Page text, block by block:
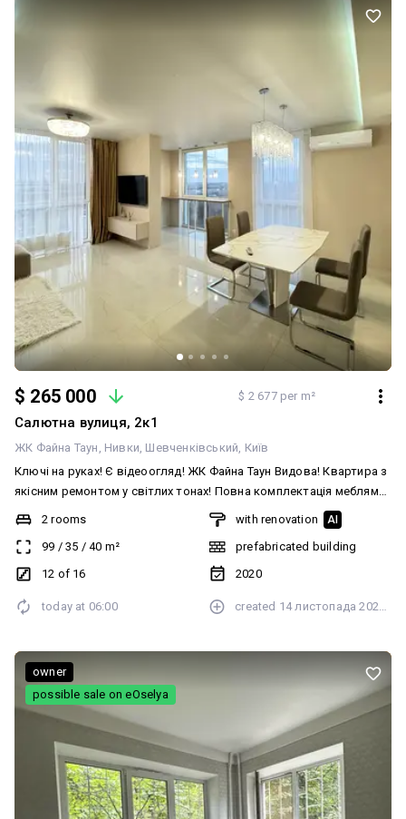
Закрита територія з цілодобовою охороною та
мешканців комплексу. 🌳 Озеленена територія, прогулянкові алеї
та зони відпочинку. 🏋️ Спортивні й дитячі майданчики. ☕ Кафе,
ресторани, магазини, салони краси, спортивні клуби та інша
необхідна інфраструктура на території комплексу. Квартира
повністю готова до проживання та не потребує додаткових
$ 265 000 $ 2 677 per m²
Салютна вулиця, 2к1
ЖК Файна Таун Нивки Шевченківський Київ
Ключі на руках! Є відеоогляд! ЖК Файна Таун Видова! Квартира з
якісним ремонтом у світлих тонах! Повна комплектація меблями
та технікою. Зручне планування: простора кухня-вітальня,
основна спальня з гардеробом, кабінет/дитяча, 2 с/у.
2 rooms
99 / 35 / 40 m²
12 of 16
with renovation AI
prefabricated building
2020
today at 06:00 created 14 листопада 2025 р.
owner
possible sale on eOselya